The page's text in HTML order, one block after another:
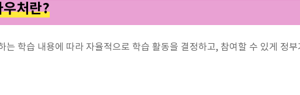
우처란?
는 학습 내용에 따라 자율적으로 학습 활동을 결정하고, 참여할 수 있게 정